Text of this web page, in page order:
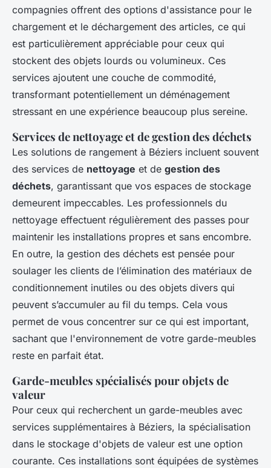
compagnies offrent des options d'assistance pour le
chargement et le déchargement des articles, ce qui
est particulièrement appréciable pour ceux qui
stockent des objets lourds ou volumineux. Ces
services ajoutent une couche de commodité,
transformant potentiellement un déménagement
stressant en une expérience beaucoup plus sereine.
Services de nettoyage et de gestion des déchets
Les solutions de rangement à Béziers incluent souvent
des services de nettoyage et de gestion des
déchets, garantissant que vos espaces de stockage
demeurent impeccables. Les professionnels du
nettoyage effectuent régulièrement des passes pour
maintenir les installations propres et sans encombre.
En outre, la gestion des déchets est pensée pour
soulager les clients de l’élimination des matériaux de
conditionnement inutiles ou des objets divers qui
peuvent s’accumuler au fil du temps. Cela vous
permet de vous concentrer sur ce qui est important,
sachant que l'environnement de votre garde-meubles
reste en parfait état.
Garde-meubles spécialisés pour objets de
valeur
Pour ceux qui recherchent un garde-meubles avec
services supplémentaires à Béziers, la spécialisation
dans le stockage d'objets de valeur est une option
courante. Ces installations sont équipées de systèmes